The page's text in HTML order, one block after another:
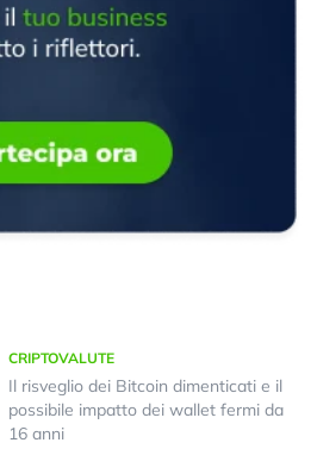
CRIPTOVALUTE
Il risveglio dei Bitcoin dimenticati e il
possibile impatto dei wallet fermi da
16 anni